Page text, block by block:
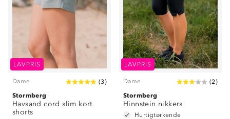
LAVPRIS
Dame (3)
Stormberg
Havsand cord slim kort
shorts
LAVPRIS
Dame (2)
Stormberg
Hinnstein nikkers
Hurtigtørkende